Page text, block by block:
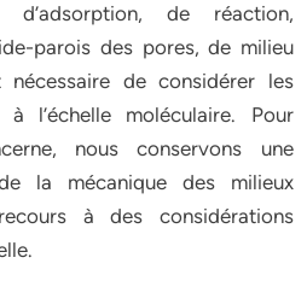
d’adsorption, de réaction,
parois des pores, de milieu
de considérer les
à l’échelle moléculaire. Pour
nous conservons une
la mécanique des milieux
à des considérations